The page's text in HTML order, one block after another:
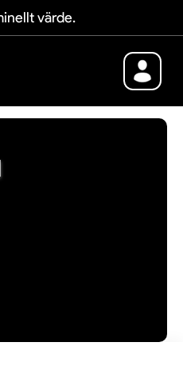
värde.